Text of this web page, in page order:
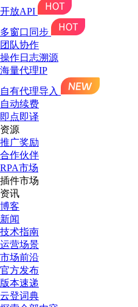
开放API
多窗口同步
团队协作
操作日志溯源
海量代理IP
自有代理导入
自动续费
即点即译
资源
推广奖励
合作伙伴
RPA市场
插件市场
资讯
博客
新闻
技术指南
运营场景
市场前沿
官方发布
版本速递
云登词典